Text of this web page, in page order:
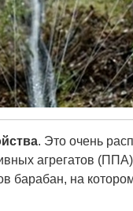
. Это очень
агрегатов
барабан, на